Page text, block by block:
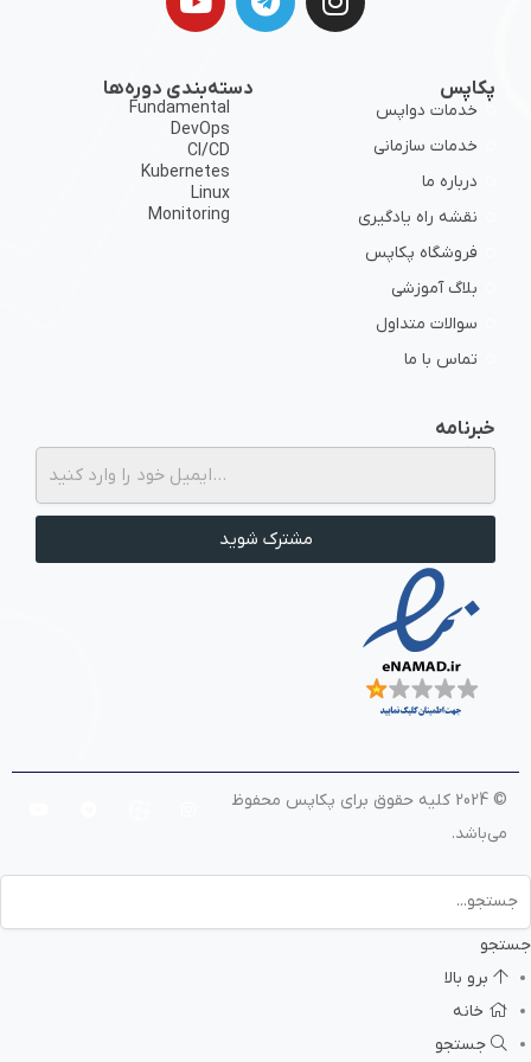
ارائه نرم‌افزار را بهبود دهید.
پکاپس
خدمات دواپس
خدمات سازمانی
درباره ما
نقشه راه یادگیری
فروشگاه پکاپس
بلاگ آموزشی
سوالات متداول
تماس با ما
دسته‌بندی دوره‌ها
Fundamental
DevOps
CI/CD
Kubernetes
Linux
Monitoring
خبرنامه
از برگزاری دوره‌ها و رویدادهای پکاپس زودتر از همه با خبر شوید.
مشترک شوید
© 2024 کلیه حقوق برای پکاپس محفوظ
می‌باشد.
جستجو
برو بالا
خانه
جستجو